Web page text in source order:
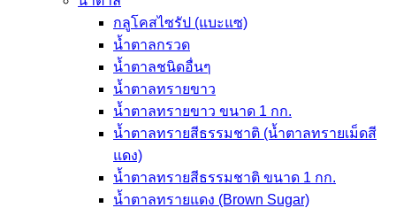
กลูโคสไซรัป (แบะแซ)
น้ำตาลกรวด
น้ำตาลชนิดอื่นๆ
น้ำตาลทรายขาว
น้ำตาลทรายขาว ขนาด 1 กก.
น้ำตาลทรายสีธรรมชาติ (น้ำตาลทรายเม็ดสี
แดง)
น้ำตาลทรายสีธรรมชาติ ขนาด 1 กก.
น้ำตาลทรายแดง (Brown Sugar)